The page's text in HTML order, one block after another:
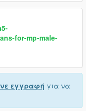
for-mp-male-
εγγραφή για να